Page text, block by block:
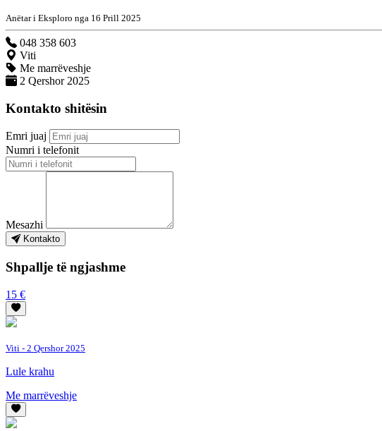
Anëtar i Eksploro nga 16 Prill 2025
048 358 603
Viti
Me marrëveshje
2 Qershor 2025
Kontakto shitësin
Emri juaj
Numri i telefonit
Mesazhi
Kontakto
Shpallje të ngjashme
15 €
Viti - 2 Qershor 2025
Lule krahu
Me marrëveshje